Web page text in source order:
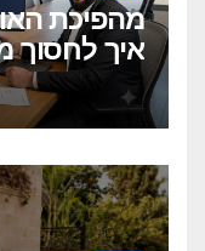
מהפיכת
איך לחסוך
בלחיצת